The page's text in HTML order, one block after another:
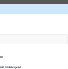
потенциал